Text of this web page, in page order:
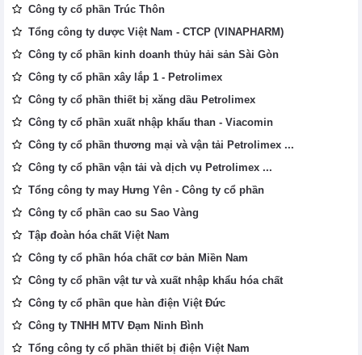
Công ty cổ phần Trúc Thôn
Tổng công ty dược Việt Nam - CTCP (VINAPHARM)
Công ty cổ phần kinh doanh thủy hải sản Sài Gòn
Công ty cổ phần xây lắp 1 - Petrolimex
Công ty cổ phần thiết bị xăng dầu Petrolimex
Công ty cổ phần xuất nhập khẩu than - Viacomin
Công ty cổ phần thương mại và vận tải Petrolimex ...
Công ty cổ phần vận tải và dịch vụ Petrolimex ...
Tổng công ty may Hưng Yên - Công ty cổ phần
Công ty cổ phần cao su Sao Vàng
Tập đoàn hóa chất Việt Nam
Công ty cổ phần hóa chất cơ bản Miền Nam
Công ty cổ phần vật tư và xuất nhập khẩu hóa chất
Công ty cổ phần que hàn điện Việt Đức
Công ty TNHH MTV Đạm Ninh Bình
Tổng công ty cổ phần thiết bị điện Việt Nam